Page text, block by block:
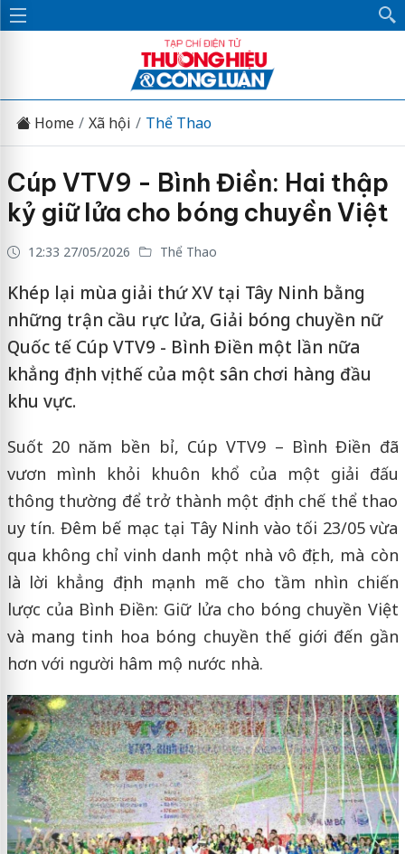
Home Xã hội Thể Thao
Cúp VTV9 - Bình Điền: Hai thập
kỷ giữ lửa cho bóng chuyền Việt
12:33 27/05/2026 Thể Thao
Khép lại mùa giải thứ XV tại Tây Ninh bằng
những trận cầu rực lửa, Giải bóng chuyền nữ
Quốc tế Cúp VTV9 - Bình Điền một lần nữa
khẳng định vị thế của một sân chơi hàng đầu
khu vực.
Suốt 20 năm bền bỉ, Cúp VTV9 – Bình Điền đã
vươn mình khỏi khuôn khổ của một giải đấu
thông thường để trở thành một định chế thể thao
uy tín. Đêm bế mạc tại Tây Ninh vào tối 23/05 vừa
qua không chỉ vinh danh một nhà vô địch, mà còn
là lời khẳng định mạnh mẽ cho tầm nhìn chiến
lược của Bình Điền: Giữ lửa cho bóng chuyền Việt
và mang tinh hoa bóng chuyền thế giới đến gần
hơn với người hâm mộ nước nhà.